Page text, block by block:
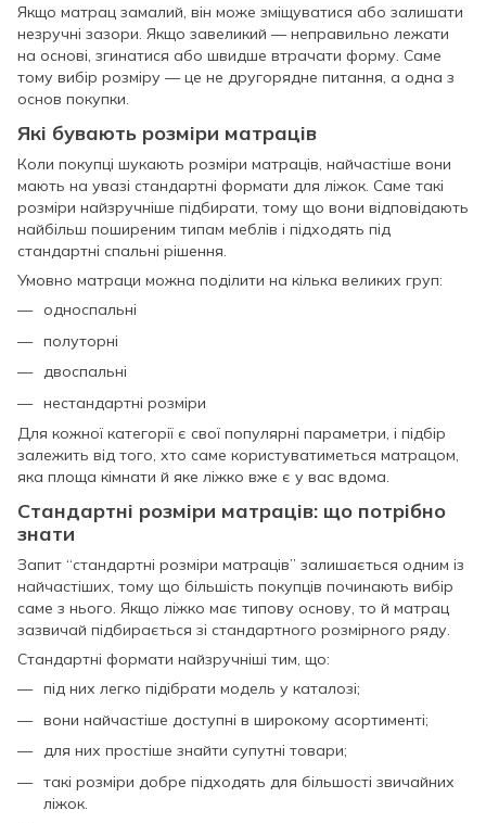
Якщо матрац замалий, він може зміщуватися або залишати
незручні зазори. Якщо завеликий — неправильно лежати
на основі, згинатися або швидше втрачати форму. Саме
тому вибір розміру — це не другорядне питання, а одна з
основ покупки.
Які бувають розміри матраців
Коли покупці шукають розміри матраців, найчастіше вони
мають на увазі стандартні формати для ліжок. Саме такі
розміри найзручніше підбирати, тому що вони відповідають
найбільш поширеним типам меблів і підходять під
стандартні спальні рішення.
Умовно матраци можна поділити на кілька великих груп:
односпальні
полуторні
двоспальні
нестандартні розміри
Для кожної категорії є свої популярні параметри, і підбір
залежить від того, хто саме користуватиметься матрацом,
яка площа кімнати й яке ліжко вже є у вас вдома.
Стандартні розміри матраців: що потрібно
знати
Запит “стандартні розміри матраців” залишається одним із
найчастіших, тому що більшість покупців починають вибір
саме з нього. Якщо ліжко має типову основу, то й матрац
зазвичай підбирається зі стандартного розмірного ряду.
Стандартні формати найзручніші тим, що:
під них легко підібрати модель у каталозі;
вони найчастіше доступні в широкому асортименті;
для них простіше знайти супутні товари;
такі розміри добре підходять для більшості звичайних
ліжок.